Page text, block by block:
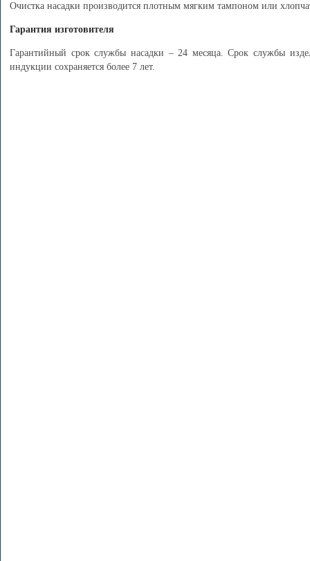
Очистка насадки производится плотным мягким тампоном или
Гарантия изготовителя
Гарантийный срок службы насадки – 24 месяца. Срок службы
индукции сохраняется более 7 лет.